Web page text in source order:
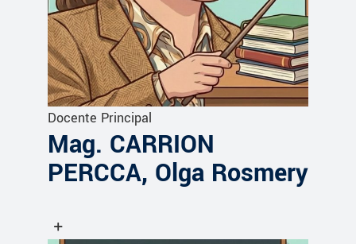
Docente Principal
Mag. CARRION
PERCCA, Olga Rosmery